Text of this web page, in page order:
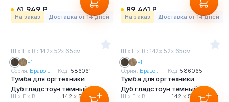
61 949 Р
На заказ Доставка от 14 дней
89 461 Р
На заказ Доставка от 14 дней
Ш х Г х В : 142х 52х 65см
+1
Серия: Браво... Код: 586061
Тумба для оргтехники
Дуб гладстоун тёмный
Ш х Г х В : 142 х52 х65 см
Ш х Г х В : 142х 52х 65см
+1
Серия: Браво... Код: 586065
Тумба для оргтехники
Дуб гладстоун тёмный
Ш х Г х В : 142 х 52 х65 см